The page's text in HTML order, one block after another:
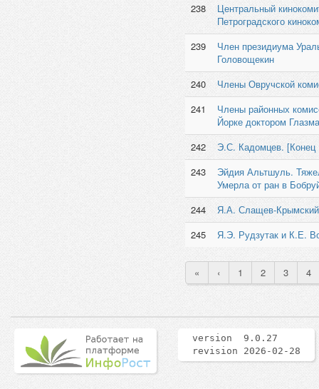
238
Центральный
Петроградского
239
Член президиума
Головощекин
240
Члены Овручской
241
Члены районных
Йорке доктором
242
Э.С. Кадомцев. [Конец
243
Эйдия Альтшуль.
Умерла от ран в
244
Я.А. Слащев-Крымский
245
Я.Э. Рудзутак и К.Е.
« ‹ 1 2 3 4
version 9.0.27
revision 2026-02-28